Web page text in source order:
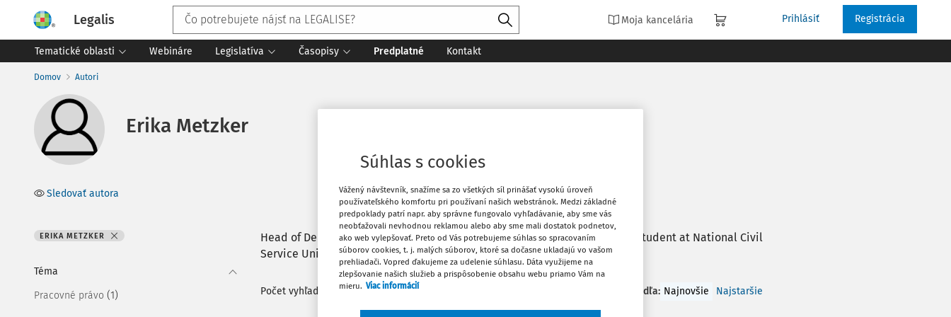
Legalis Moja kancelária Prihlásiť Registrácia
Tematické oblasti Webináre Legislatíva Časopisy Predplatné Kontakt
Domov Autori
Erika Metzker
Sledovať autora
ERIKA METZKER
Téma
Pracovné právo (1)
Head of Department at the Ministry of Human Resources of Hungary, PhD student at National Civil
Service University
Počet vyhľadaných dokumentov:1 Zoradiť podľa: Najnovšie Najstaršie
Súhlas s cookies
Vážený návštevník, snažíme sa zo všetkých síl prinášať vysokú úroveň
používateľského komfortu pri používaní našich webstránok. Medzi základné
predpoklady patrí napr. aby správne fungovalo vyhľadávanie, aby sme vás
neobťažovali nevhodnou reklamou alebo aby sme mali dostatok podnetov,
ako web vylepšovať. Preto od Vás potrebujeme súhlas so spracovaním
súborov cookies, t. j. malých súborov, ktoré sa dočasne ukladajú vo vašom
prehliadači. Vopred ďakujeme za udelenie súhlasu. Dáta využijeme na
zlepšovanie našich služieb a prispôsobenie obsahu webu priamo Vám na
mieru. Viac informácií